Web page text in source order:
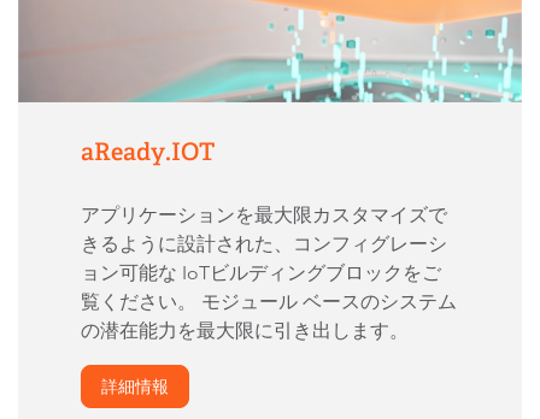
aReady.IOT
アプリケーションを最大限カスタマイズで
きるように設計された、コンフィグレーシ
ョン可能な IoTビルディングブロックをご
覧ください。 モジュール ベースのシステム
の潜在能力を最大限に引き出します。
詳細情報